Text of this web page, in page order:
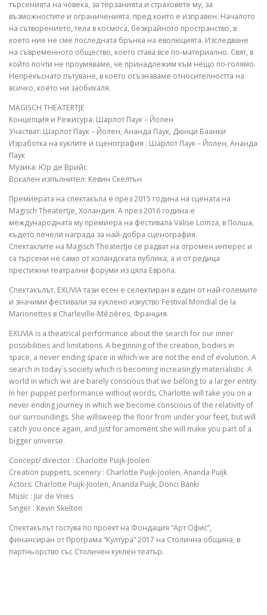
търсенията на човека, за терзанията и страховете му, за
възможностите и ограниченията, пред които е изправен. Началото
на сътворението, тела в космоса, безкрайното пространство, в
което ние не сме последната брънка на еволюцията. Изследване
на съвременното общество, което става все по-материално. Свят, в
който почти не проумяваме, че принадлежим към нещо по-голямо.
Непрекъснато пътуване, в което осъзнаваме относителността на
всичко, което ни заобикаля.
MAGISCH THEATERTJE
Концепция и Режисура: Шарлот Паук – Йолен
Участват: Шарлот Паук – Йолен, Ананда Паук, Дюнци Баанки
Изработка на куклите и сценография : Шарлот Паук – Йолен, Ананда
Паук
Музика: Юр де Врийс
Вокален изпълнител: Кевин Скелтън
Премиерата на спектакъла е през 2015 година на сцената на
Magisch Theatertje, Холандия. А през 2016 година е
международната му премиера на фестивала Valise Lomza, в Полша,
където печели награда за най-добра сценография.
Спектаклите на Magisch Theatertje се радват на огромен интерес и
са търсени не само от холандската публика, а и от редица
престижни театрални форуми из цяла Европа.
Спектакълът, EXUVIA тази есен е селектиран в един от най-големите
и значими фестивали за куклено изкуство Festival Mondial de la
Marionettes в Charleville-Mézières, Франция.
EXUVIA is a theatrical performance about the search for our inner
possibilities and limitations. A beginning of the creation, bodies in
space, a never ending space in which we are not the end of evolution. A
search in today`s society which is becoming increasingly materialistic. A
world in which we are barely conscious that we belong to a larger entity.
In her puppet performance without words, Charlotte will take you on a
never ending journey in which we become conscious of the relativity of
our surroundings. She willsweep the floor from under your feet, but will
catch you once again, and just for amoment she will make you part of a
bigger universe.
Concept/ director : Charlotte Puijk-Joolen
Creation puppets, scenery : Charlotte Puijk-Joolen, Ananda Puijk
Actors: Charlotte Puijk-Joolen, Ananda Puijk, Dönci Bànki
Music : Jur de Vries
Singer : Kevin Skelton
Спектакълът гостува по проект на Фондация “Арт Офис”,
финансиран от Програма “Култура” 2017 на Столична община, в
партньорство със Столичен куклен театър.